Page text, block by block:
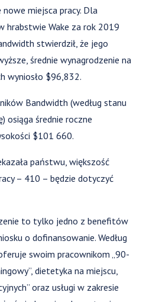
miejsca pracy. Dla
hrabstwie Wake za rok 2019
stwierdził, że jego
średnie wynagrodzenie na
wyniosło $96,832.
Bandwidth (według stanu
osiąga średnie roczne
$101 660.
państwu, większość
– 410 – będzie dotyczyć
to tylko jedno z benefitów
o dofinansowanie. Według
swoim pracownikom „90-
dietetyka na miejscu,
oraz usługi w zakresie